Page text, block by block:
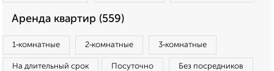
Аренда квартир (559)
1‑комнатные 2‑комнатные 3‑комнатные
На длительный срок Посуточно Без посредников